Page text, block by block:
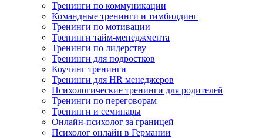
Тренинги по коммуникации
Командные тренинги и тимбилдинг
Тренинги по мотивации
Тренинги тайм-менеджмента
Тренинги по лидерству
Тренинги для подростков
Коучинг тренинги
Тренинги для HR менеджеров
Психологические тренинги для родителей
Тренинги по переговорам
Тренинги и семинары
Онлайн-психолог за границей
Психолог онлайн в Германии